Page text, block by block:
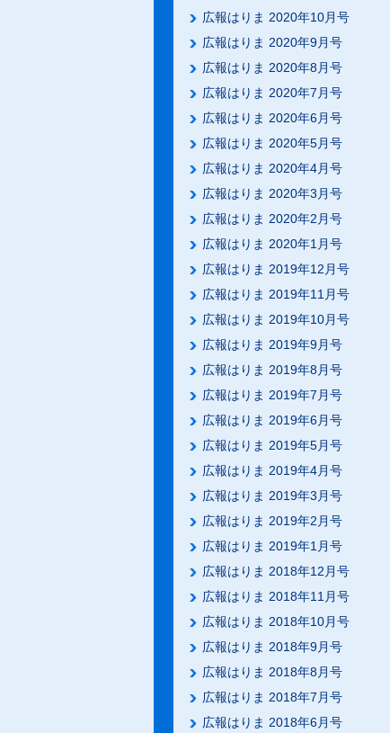
広報はりま 2020年10月号
広報はりま 2020年9月号
広報はりま 2020年8月号
広報はりま 2020年7月号
広報はりま 2020年6月号
広報はりま 2020年5月号
広報はりま 2020年4月号
広報はりま 2020年3月号
広報はりま 2020年2月号
広報はりま 2020年1月号
広報はりま 2019年12月号
広報はりま 2019年11月号
広報はりま 2019年10月号
広報はりま 2019年9月号
広報はりま 2019年8月号
広報はりま 2019年7月号
広報はりま 2019年6月号
広報はりま 2019年5月号
広報はりま 2019年4月号
広報はりま 2019年3月号
広報はりま 2019年2月号
広報はりま 2019年1月号
広報はりま 2018年12月号
広報はりま 2018年11月号
広報はりま 2018年10月号
広報はりま 2018年9月号
広報はりま 2018年8月号
広報はりま 2018年7月号
広報はりま 2018年6月号